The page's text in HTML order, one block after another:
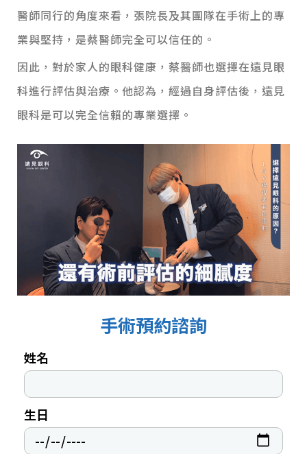
醫師同行的角度來看，張院長及其團隊在手術上的專
業與堅持，是蔡醫師完全可以信任的。
因此，對於家人的眼科健康，蔡醫師也選擇在遠見眼
科進行評估與治療。他認為，經過自身評估後，遠見
眼科是可以完全信賴的專業選擇。
手術預約諮詢
姓名
生日